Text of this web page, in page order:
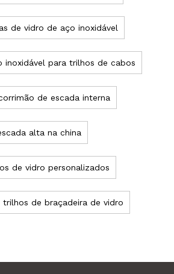
de vidro de aço inoxidável
inoxidável para trilhos de cabos
de escada interna
alta na china
de vidro personalizados
trilhos de braçadeira de vidro